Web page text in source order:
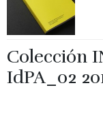
Colección
IdPA_02